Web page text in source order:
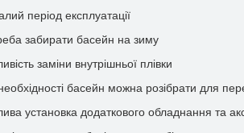
період експлуатації
забирати басейн на зиму
заміни внутрішньої плівки
басейн можна розібрати для
установка додаткового обладнання та